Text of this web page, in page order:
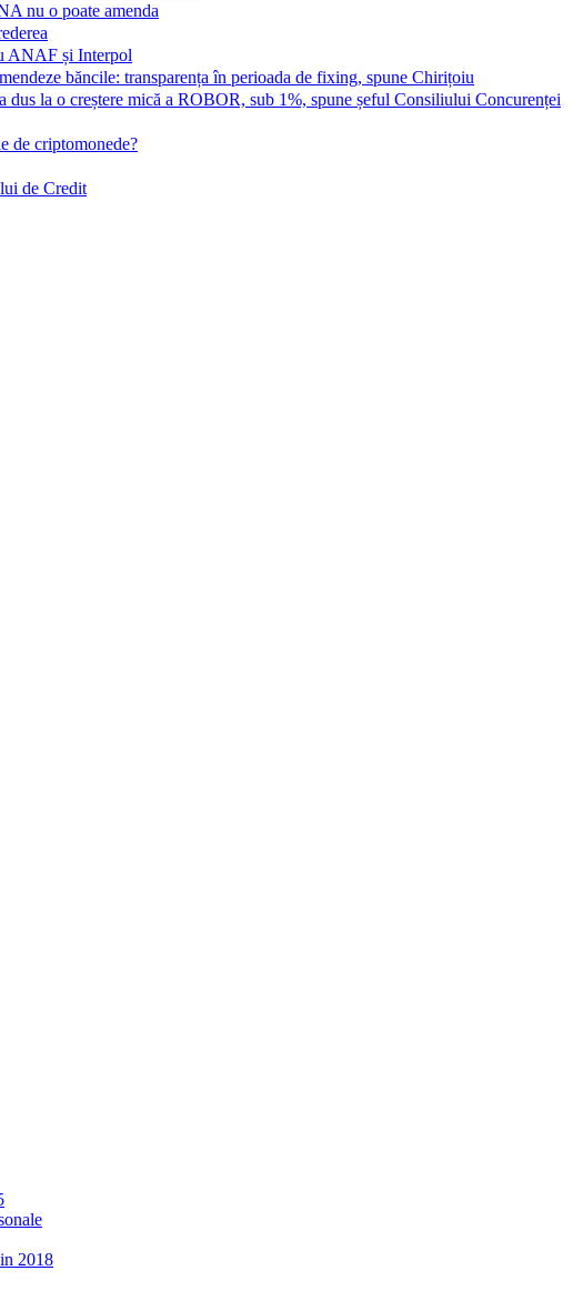
nu o poate amenda
ANAF și Interpol
băncile: transparența în perioada de fixing, spune Chirițoiu
la o creștere mică a ROBOR, sub 1%, spune șeful Consiliului Concurenței
de criptomonede?
de Credit
2018